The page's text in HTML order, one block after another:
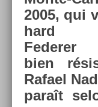
2005, qui
hard
bien
Rafael
paraît